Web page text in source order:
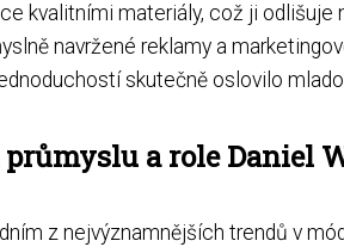
kvalitními materiály, což ji
navržené reklamy a
skutečně oslovilo
a role Daniel
z nejvýznamnějších trendů v